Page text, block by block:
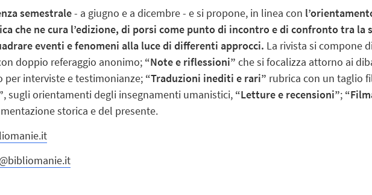
semestrale- a giugno e a dicembre - e si propone, in linea con
che ne cura l’edizione, di porsi come punto di incontro e di confronto tra
eventi e fenomeni alla luce di differenti approcci. La rivista si compone
doppio referaggio anonimo; “Note e riflessioni” che si focalizza attorno ai
per interviste e testimonianze;“Traduzioni inediti e rari” rubrica con un taglio
, sugli orientamenti degli insegnamenti umanistici, “Letture e recensioni”;
storica e del presente.